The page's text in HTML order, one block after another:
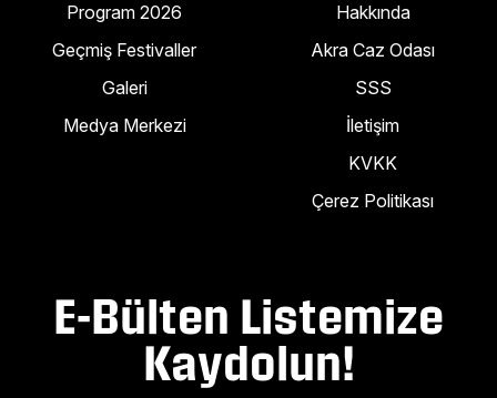
Program 2026
Geçmiş Festivaller
Galeri
Medya Merkezi
Hakkında
Akra Caz Odası
SSS
İletişim
KVKK
Çerez Politikası
E-Bülten Listemize
Kaydolun!